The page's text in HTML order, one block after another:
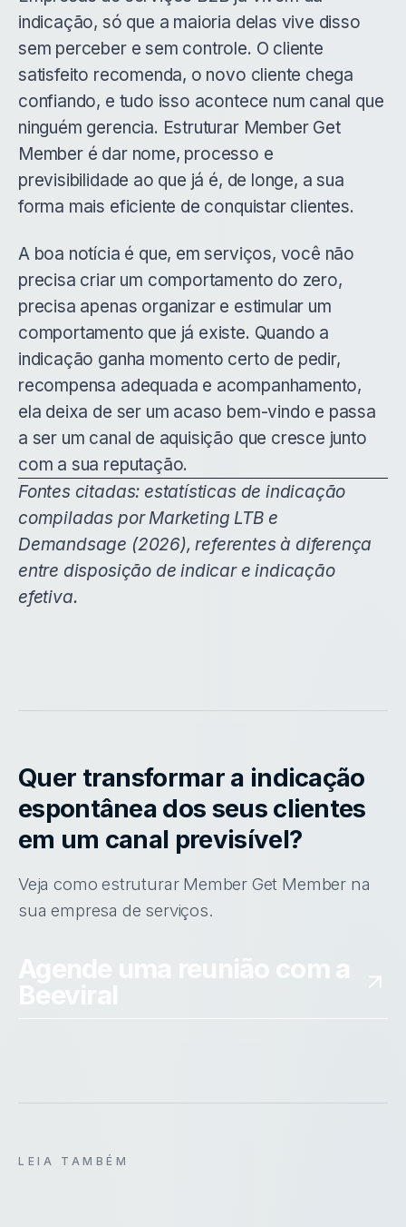
indicação, só que a maioria delas vive disso
sem perceber e sem controle. O cliente
satisfeito recomenda, o novo cliente chega
confiando, e tudo isso acontece num canal que
ninguém gerencia. Estruturar Member Get
Member é dar nome, processo e
previsibilidade ao que já é, de longe, a sua
forma mais eficiente de conquistar clientes.
A boa notícia é que, em serviços, você não
precisa criar um comportamento do zero,
precisa apenas organizar e estimular um
comportamento que já existe. Quando a
indicação ganha momento certo de pedir,
recompensa adequada e acompanhamento,
ela deixa de ser um acaso bem-vindo e passa
a ser um canal de aquisição que cresce junto
com a sua reputação.
Fontes citadas: estatísticas de indicação
compiladas por Marketing LTB e
Demandsage (2026), referentes à diferença
entre disposição de indicar e indicação
efetiva.
Quer transformar a indicação
espontânea dos seus clientes
em um canal previsível?
Veja como estruturar Member Get Member na
sua empresa de serviços.
Agende uma reunião com a
Beeviral
LEIA TAMBÉM